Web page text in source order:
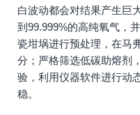
白波动都会对结果产生巨
到99.999%的高纯氧气，
瓷坩埚进行预处理，在马
分；严格筛选低碳助熔剂
验，利用仪器软件进行动
稳。